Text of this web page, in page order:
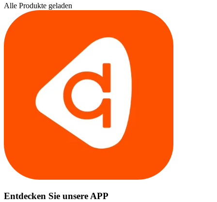
Alle Produkte geladen
Entdecken Sie unsere APP